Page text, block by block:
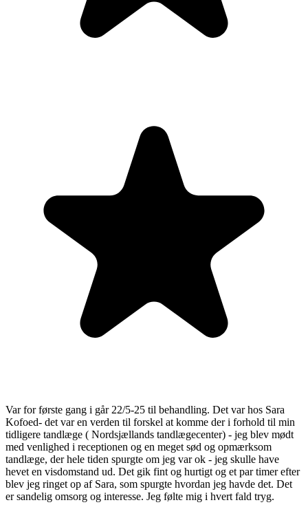
Var for første gang i går 22/5-25 til behandling. Det var hos Sara
Kofoed- det var en verden til forskel at komme der i forhold til min
tidligere tandlæge ( Nordsjællands tandlægecenter) - jeg blev mødt
med venlighed i receptionen og en meget sød og opmærksom
tandlæge, der hele tiden spurgte om jeg var ok - jeg skulle have
hevet en visdomstand ud. Det gik fint og hurtigt og et par timer efter
blev jeg ringet op af Sara, som spurgte hvordan jeg havde det. Det
er sandelig omsorg og interesse. Jeg følte mig i hvert fald tryg.